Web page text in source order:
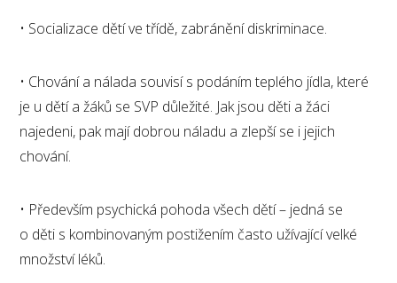
• Socializace dětí ve třídě, zabránění diskriminace.
• Chování a nálada souvisí s podáním teplého jídla, které
je u dětí a žáků se SVP důležité. Jak jsou děti a žáci
najedeni, pak mají dobrou náladu a zlepší se i jejich
chování.
• Především psychická pohoda všech dětí – jedná se
o děti s kombinovaným postižením často užívající velké
množství léků.